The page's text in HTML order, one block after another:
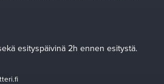
esityspäivinä 2h ennen esitystä.